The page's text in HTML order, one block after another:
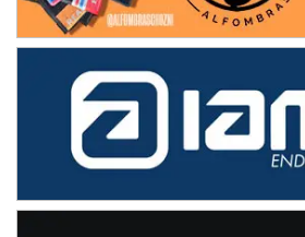
TUCUMANO - F5
Juan Navarro (Asfalto)
COBERTURA ESPECIAL DE E-KART.COM.AR
08/09-AGO
IAME SERIES ARGENTINA 6
Baradero (Buenos Aires)